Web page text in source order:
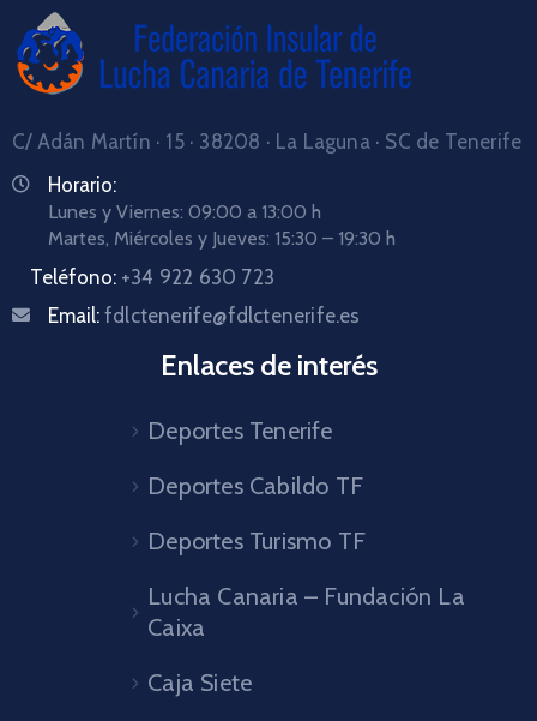
C/ Adán Martín · 15 · 38208 · La Laguna · SC de Tenerife
Horario:
Lunes y Viernes: 09:00 a 13:00 h
Martes, Miércoles y Jueves: 15:30 – 19:30 h
Teléfono: +34 922 630 723
Email: fdlctenerife@fdlctenerife.es
Enlaces de interés
Deportes Tenerife
Deportes Cabildo TF
Deportes Turismo TF
Lucha Canaria – Fundación La
Caixa
Caja Siete